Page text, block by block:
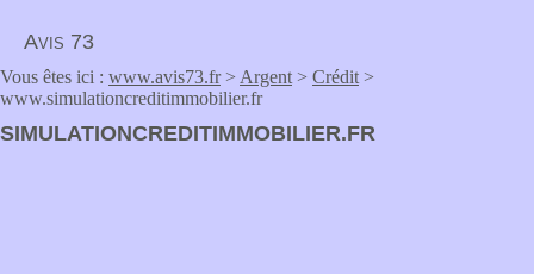
Avis 73
Vous êtes ici : www.avis73.fr> Argent > Crédit >
www.simulationcreditimmobilier.fr
SIMULATIONCREDITIMMOBILIER.FR